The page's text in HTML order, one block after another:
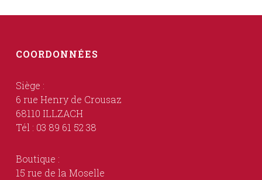
COORDONNÉES
Siège :
6 rue Henry de Crousaz
68110 ILLZACH
Tél : 03 89 61 52 38
Boutique :
15 rue de la Moselle